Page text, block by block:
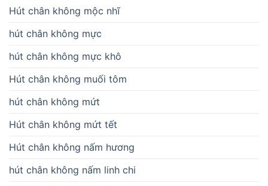
Hút chân không mộc nhĩ
hút chân không mực
hút chân không mực khô
Hút chân không muối tôm
hút chân không mứt
Hút chân không mứt tết
Hút chân không nấm hương
hút chân không nấm linh chi